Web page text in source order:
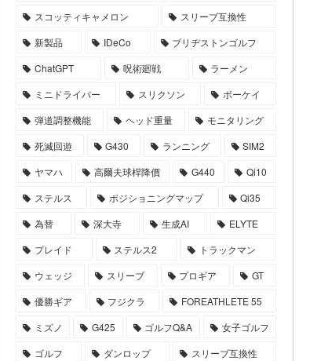
スコッティキャメロン
スリーブ互換性
新製品
IDeCo
ブリヂストンゴルフ
ChatGPT
呪術廻戦
ラーメン
ミニドライバー
スリクソン
ボーケイ
弾道調整機能
ヘッド重量
モニタリング
死滅回遊
G430 ランニング
SIM2
ヤマハ
高爾夫球桿降價 G440
Qi10
ステルス
ポジショニングマップ
Qi35
為替
深大寺 生成AI
ELYTE
プレイド
ステルス2
トラックマン
ウェッジ
スリーブ プロギア
GT
優勝ギア
フジクラ
FOREATHLETE 55
ミズノ
G425 ゴルフQ&A
女子ゴルフ
ゴルフ
ダンロップ
スリーブ互換性